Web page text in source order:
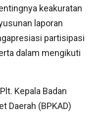
keakuratan
laporan
partisipasi
dalam mengikuti
Kepala Badan
Daerah (BPKAD)